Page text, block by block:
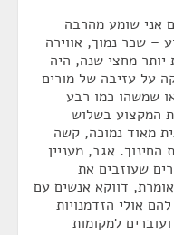
אני שומע מהרבה
– שכר נמוך, אווירה
יותר מחצי שנה, היה
על עזיבה של מורים
שמשהו כמו רבע
המקצוע בשלוש
מאוד נמוכה, קשה
אגב, מעניין
שעוזבים את
דווקא אנשים עם
אולי הזדמנויות
למקומות